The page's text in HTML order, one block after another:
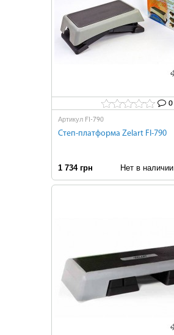
0
Артикул FI-790
Степ-платформа Zelart FI-790
1 734 грн Нет в наличии